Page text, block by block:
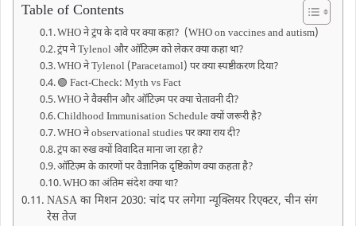
Table of Contents
WHO ने ट्रंप के दावे पर क्या कहा? (WHO on vaccines and autism)
ट्रंप ने Tylenol और ऑटिज़्म को लेकर क्या कहा था?
WHO ने Tylenol (Paracetamol) पर क्या स्पष्टीकरण दिया?
🟢 Fact-Check: Myth vs Fact
WHO ने वैक्सीन और ऑटिज़्म पर क्या चेतावनी दी?
Childhood Immunisation Schedule क्यों जरूरी है?
WHO ने observational studies पर क्या राय दी?
ट्रंप का रुख क्यों विवादित माना जा रहा है?
ऑटिज़्म के कारणों पर वैज्ञानिक दृष्टिकोण क्या कहता है?
WHO का अंतिम संदेश क्या था?
NASA का मिशन 2030: चांद पर लगेगा न्यूक्लियर रिएक्टर, चीन संग
रेस तेज